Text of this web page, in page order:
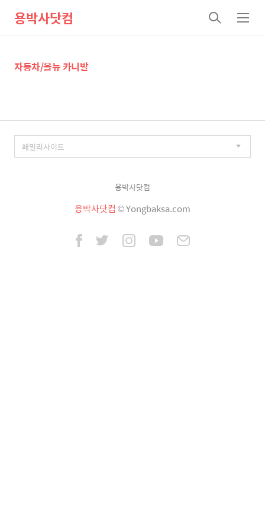
용박사닷컴
검
색
메
뉴
자동차/올뉴 카니발
용박사닷컴
용박사닷컴 © Yongbaksa.com